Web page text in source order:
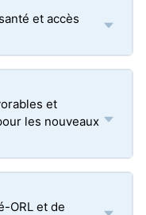
et accès
et
les nouveaux
ORL et de